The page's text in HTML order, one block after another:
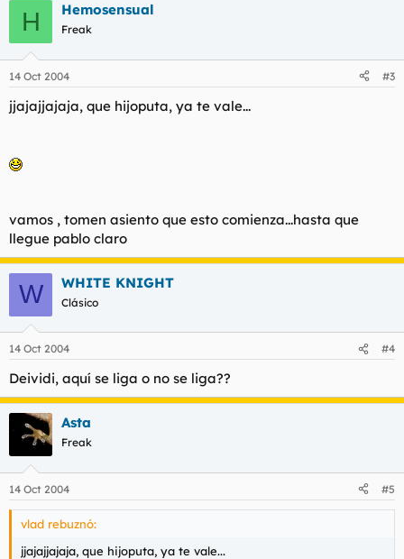
H Hemosensual
Freak
14 Oct 2004 #3
jjajajjajaja, que hijoputa, ya te vale...
vamos , tomen asiento que esto comienza...hasta que
llegue pablo claro
W WHITE KNIGHT
Clásico
14 Oct 2004 #4
Deividi, aquí se liga o no se liga??
Asta
Freak
14 Oct 2004 #5
vlad rebuznó:
jjajajjajaja, que hijoputa, ya te vale...